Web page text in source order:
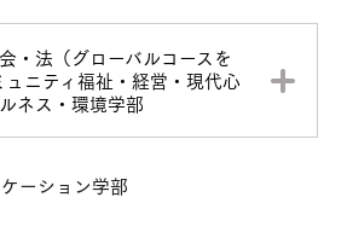
・法（グローバルコースを
ニティ福祉・経営・現代心
ネス・環境学部
ーション学部